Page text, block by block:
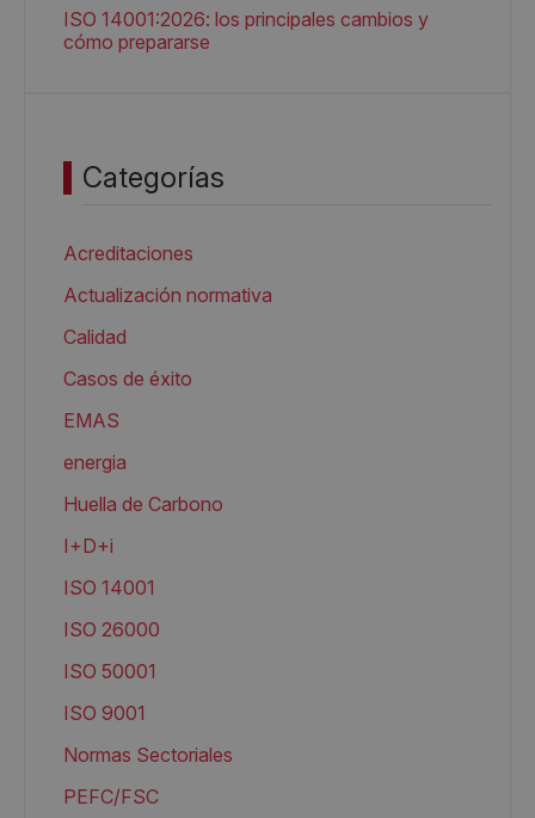
ISO 14001:2026: los principales cambios y
cómo prepararse
Categorías
Acreditaciones
Actualización normativa
Calidad
Casos de éxito
EMAS
energia
Huella de Carbono
I+D+i
ISO 14001
ISO 26000
ISO 50001
ISO 9001
Normas Sectoriales
PEFC/FSC